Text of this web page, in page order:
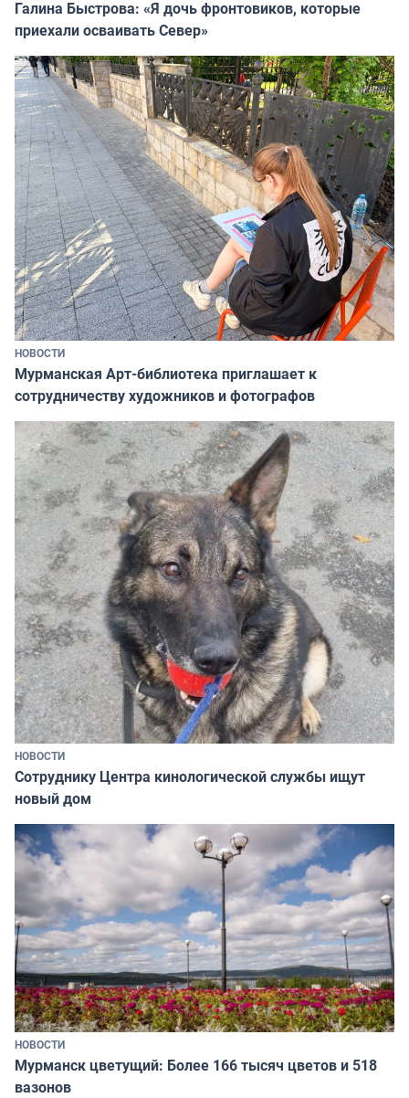
Галина Быстрова: «Я дочь фронтовиков, которые
приехали осваивать Север»
НОВОСТИ
Мурманская Арт-библиотека приглашает к
сотрудничеству художников и фотографов
НОВОСТИ
Сотруднику Центра кинологической службы ищут
новый дом
НОВОСТИ
Мурманск цветущий: Более 166 тысяч цветов и 518
вазонов